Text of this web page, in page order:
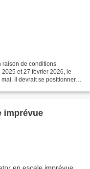
raison de conditions
et 27 février 2026, le
Il devrait se positionner
imprévue